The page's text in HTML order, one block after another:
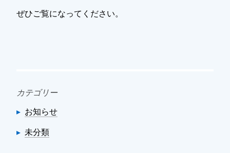
ぜひご覧になってください。
カテゴリー
お知らせ
未分類